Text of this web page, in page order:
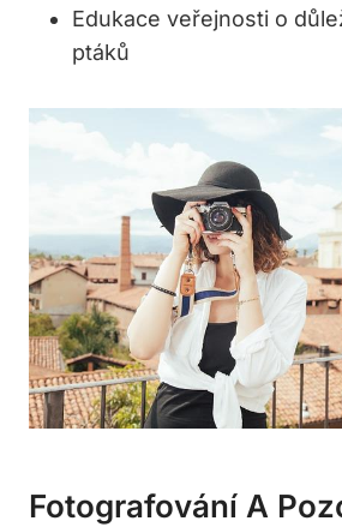
Edukace veřejnosti o
ptáků
Fotografování A